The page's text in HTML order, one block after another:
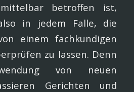
betroffen ist,
in jedem Falle, die
einem fachkundigen
zu lassen. Denn
von neuen
Gerichten und